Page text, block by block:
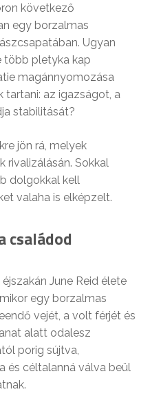
következő
egy borzalmas
Ugyan
több pletyka kap
magánnyomozása
az igazságot, a
stabilitását?
jön rá, melyek
rivalizálásán. Sokkal
dolgokkal kell
valaha is elképzelt.
családod
June Reid élete
egy borzalmas
vejét, a volt férjét és
alatt odalesz
porig sújtva,
és céltalanná válva beül